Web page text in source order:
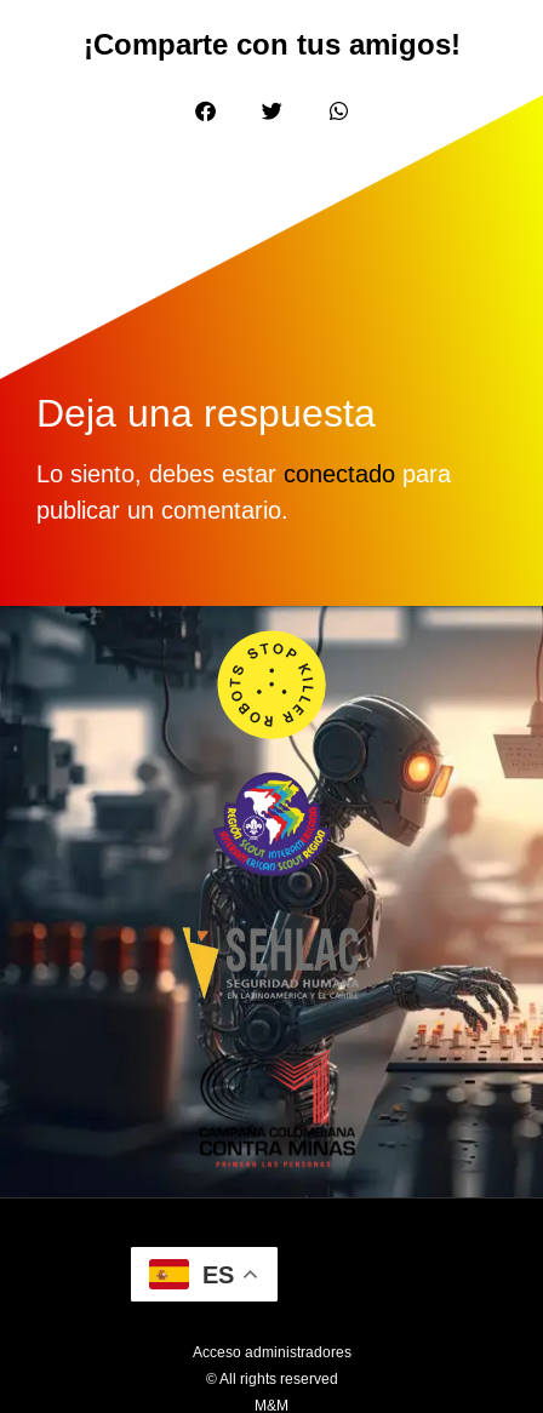
¡Comparte con tus amigos!
Deja una respuesta
Lo siento, debes estar conectado para
publicar un comentario.
ES
Acceso administradores
© All rights reserved
M&M